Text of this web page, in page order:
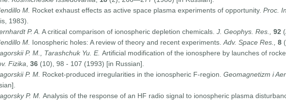
M. Rocket exhaust effects as active space plasma experiments of opportunity. Proc.
1983).
P. A. A critical comparison of ionospheric depletion chemicals. J. Geophys. Res., 92
M. Ionospheric holes: A review of theory and recent experiments.Adv. Space Res., 8
P. M., Tarashchuk Yu. E. Artificial modification of the ionosphere by launches of
Fizika, 36(10), 98 - 107 (1993) [in Russian].
P. M. Rocket-produced irregularities in the ionospheric F-region. Geomagnetizm i
P. M. Analysis of the response of an HF radio signal to ionospheric plasma